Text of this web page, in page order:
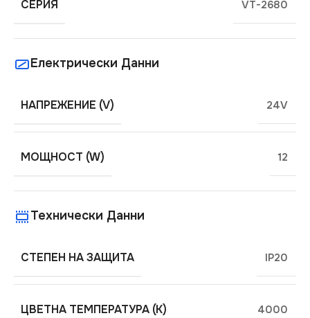
СЕРИЯ VT-2680
Електрически Данни
НАПРЕЖЕНИЕ (V) 24V
МОЩНОСТ (W) 12
Технически Данни
СТЕПЕН НА ЗАЩИТА IP20
ЦВЕТНА ТЕМПЕРАТУРА (K) 4000